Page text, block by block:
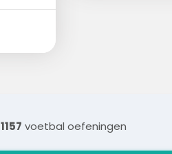
1157 voetbal oefeningen